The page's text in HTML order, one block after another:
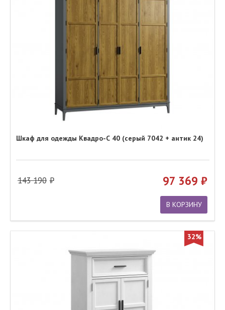
Шкаф для одежды Квадро-С 40 (серый 7042 + антик 24)
143 190 97 369
В КОРЗИНУ
32%